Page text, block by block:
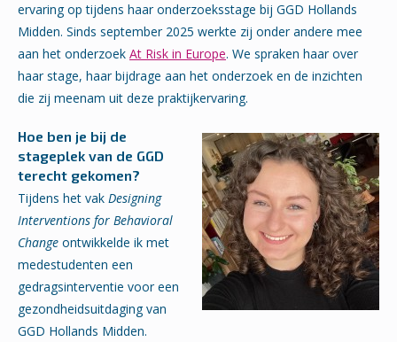
ervaring op tijdens haar onderzoeksstage bij GGD Hollands
Midden. Sinds september 2025 werkte zij onder andere mee
aan het onderzoek At Risk in Europe. We spraken haar over
haar stage, haar bijdrage aan het onderzoek en de inzichten
die zij meenam uit deze praktijkervaring.
Hoe ben je bij de
stageplek van de GGD
terecht gekomen?
Tijdens het vak Designing
Interventions for Behavioral
Change ontwikkelde ik met
medestudenten een
gedragsinterventie voor een
gezondheidsuitdaging van
GGD Hollands Midden.